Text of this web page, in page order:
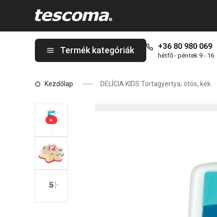
Termék kategóriák +36 80 980 069
hétfő - péntek 9 - 16
Kezdőlap DELÍCIA KIDS Tortagyertya, ötös, kék